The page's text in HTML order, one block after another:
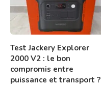
Test Jackery Explorer
2000 V2 : le bon
compromis entre
puissance et transport ?